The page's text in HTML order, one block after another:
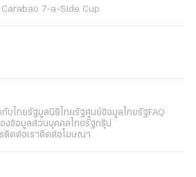
Carabao 7-a-Side Cup
กับไทยรัฐมูลนิธิไทยรัฐศูนย์ข้อมูลไทยรัฐFAQ
งข้อมูลส่วนบุคคลไทยรัฐกรุ๊ป
ติดต่อเราติดต่อโฆษณา